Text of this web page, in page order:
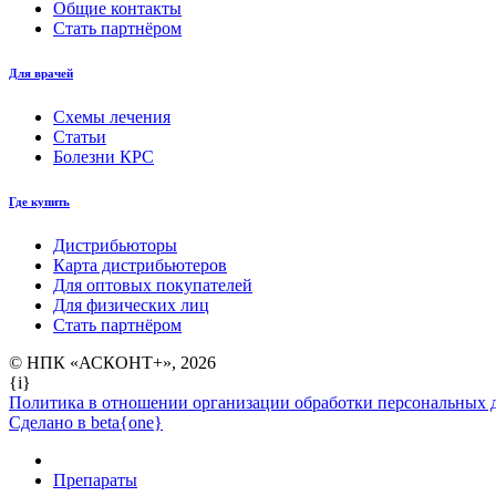
Общие контакты
Стать партнёром
Для врачей
Схемы лечения
Статьи
Болезни КРС
Где купить
Дистрибьюторы
Карта дистрибьютеров
Для оптовых покупателей
Для физических лиц
Стать партнёром
© НПК «АСКОНТ+», 2026
{i}
Политика в отношении организации обработки персональных
Сделано в beta{one}
Препараты